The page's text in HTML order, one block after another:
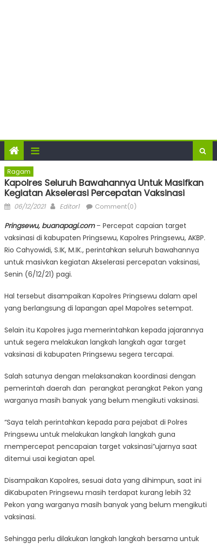
Ragam
Kapolres Seluruh Bawahannya Untuk Masifkan
Kegiatan Akselerasi Percepatan Vaksinasi
Posted
06/12/2021 Author
Editor1 Comment(0)
Pringsewu, buanapagi.com– Percepat capaian target
vaksinasi di kabupaten Pringsewu, Kapolres Pringsewu, AKBP.
Rio Cahyowidi, S.IK, M.IK., perintahkan seluruh bawahannya
untuk masivkan kegiatan Akselerasi percepatan vaksinasi,
Senin (6/12/21) pagi.
Hal tersebut disampaikan Kapolres Pringsewu dalam apel
yang berlangsung di lapangan apel Mapolres setempat.
Selain itu Kapolres juga memerintahkan kepada jajarannya
untuk segera melakukan langkah langkah agar target
vaksinasi di kabupaten Pringsewu segera tercapai.
Salah satunya dengan melaksanakan koordinasi dengan
pemerintah daerah dan perangkat perangkat Pekon yang
warganya masih banyak yang belum mengikuti vaksinasi.
“Saya telah perintahkan kepada para pejabat di Polres
Pringsewu untuk melakukan langkah langkah guna
mempercepat pencapaian target vaksinasi”ujarnya saat
ditemui usai kegiatan apel.
Disampaikan Kapolres, sesuai data yang dihimpun, saat ini
diKabupaten Pringsewu masih terdapat kurang lebih 32
Pekon yang warganya masih banyak yang belum mengikuti
vaksinasi.
Sehingga perlu dilakukan langkah langkah bersama untuk